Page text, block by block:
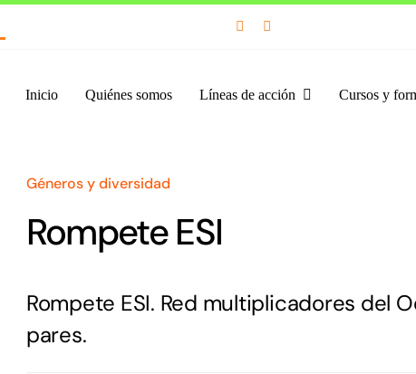
 
Inicio Quiénes somos Líneas de acción Cursos y
Géneros y diversidad
Rompete ESI
Rompete ESI. Red multiplicadores del
pares.